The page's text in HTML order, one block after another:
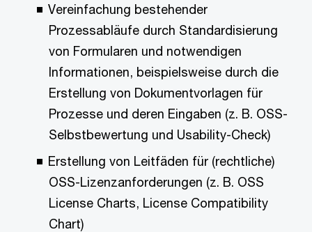
Vereinfachung bestehender
Prozessabläufe durch Standardisierung
von Formularen und notwendigen
Informationen, beispielsweise durch die
Erstellung von Dokumentvorlagen für
Prozesse und deren Eingaben (z. B. OSS-
Selbstbewertung und Usability-Check)
Erstellung von Leitfäden für (rechtliche)
OSS-Lizenzanforderungen (z. B. OSS
License Charts, License Compatibility
Chart)